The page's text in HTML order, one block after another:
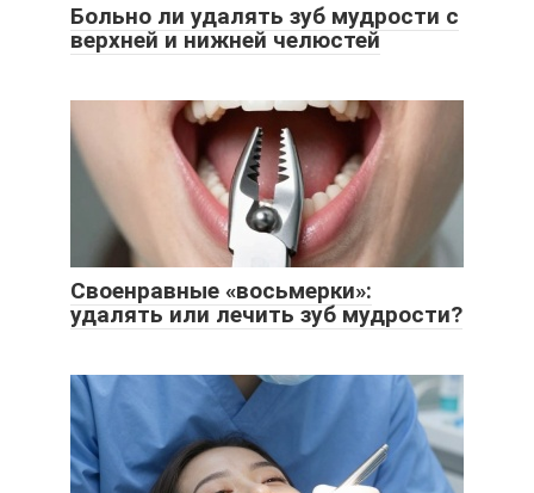
Больно ли удалять зуб мудрости с
верхней и нижней челюстей
Своенравные «восьмерки»:
удалять или лечить зуб мудрости?